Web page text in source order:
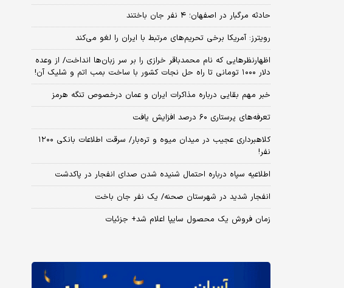
حادثه مرگبار در اصفهان؛ ۴ نفر جان باختند
رویترز: آمریکا برخی تحریم‌های مرتبط با ایران را لغو می‌کند
اظهارنظرهایی که نام محمدباقر خرازی را بر سر زبان‌ها انداخت/ از وعده
دلار ۱۰۰۰ تومانی تا راه حل نجات کشور با ساخت بمب اتم و شلیک آن!
خبر مهم بقایی درباره مذاکرات ایران و عمان درخصوص تنگه هرمز
تعرفه‌های پرستاری ۶۰ درصد افزایش یافت
کلاهبرداری عجیب در میدان میوه و تره‌بار/ سرقت اطلاعات بانکی ۱۲۰۰
نفر!
اطلاعیه سپاه درباره احتمال شنیده شدن صدای انفجار در پاکدشت
انفجار شدید در شهرستان صحنه/ یک نفر جان باخت
زمان فروش یک محصول سایپا اعلام شد+ جزئیات